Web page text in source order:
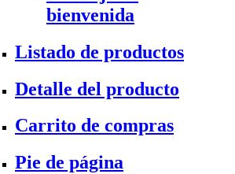
bienvenida
Listado de productos
Detalle del producto
Carrito de compras
Pie de página